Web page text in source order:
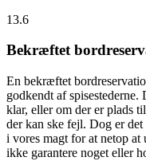
13.6
Bekræftet
En bekræftet
godkendt af
klar, eller om der er plads
der kan ske fejl. Dog er
i vores magt for at netop at
ikke garantere noget eller